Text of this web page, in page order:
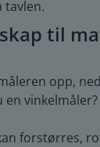
tavlen.
til
opp,
en vinkelmåler?
forstørres,